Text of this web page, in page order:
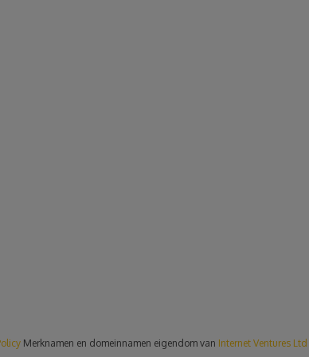
Merknamen en domeinnamen eigendom van Internet Ventures Ltd